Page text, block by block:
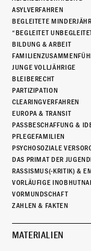
ASYLVERFAHREN
BEGLEITETE
“BEGLEITET
BILDUNG & ARBEIT
JUNGE VOLLJÄHRIGE
BLEIBERECHT
PARTIZIPATION
CLEARINGVERFAHREN
EUROPA & TRANSIT
PASSBESCHAFFUNG &
PFLEGEFAMILIEN
PSYCHOSOZIALE
DAS PRIMAT DER
RASSISMUS(-KRITIK) &
VORLÄUFIGE
VORMUNDSCHAFT
ZAHLEN & FAKTEN
MATERIALIEN